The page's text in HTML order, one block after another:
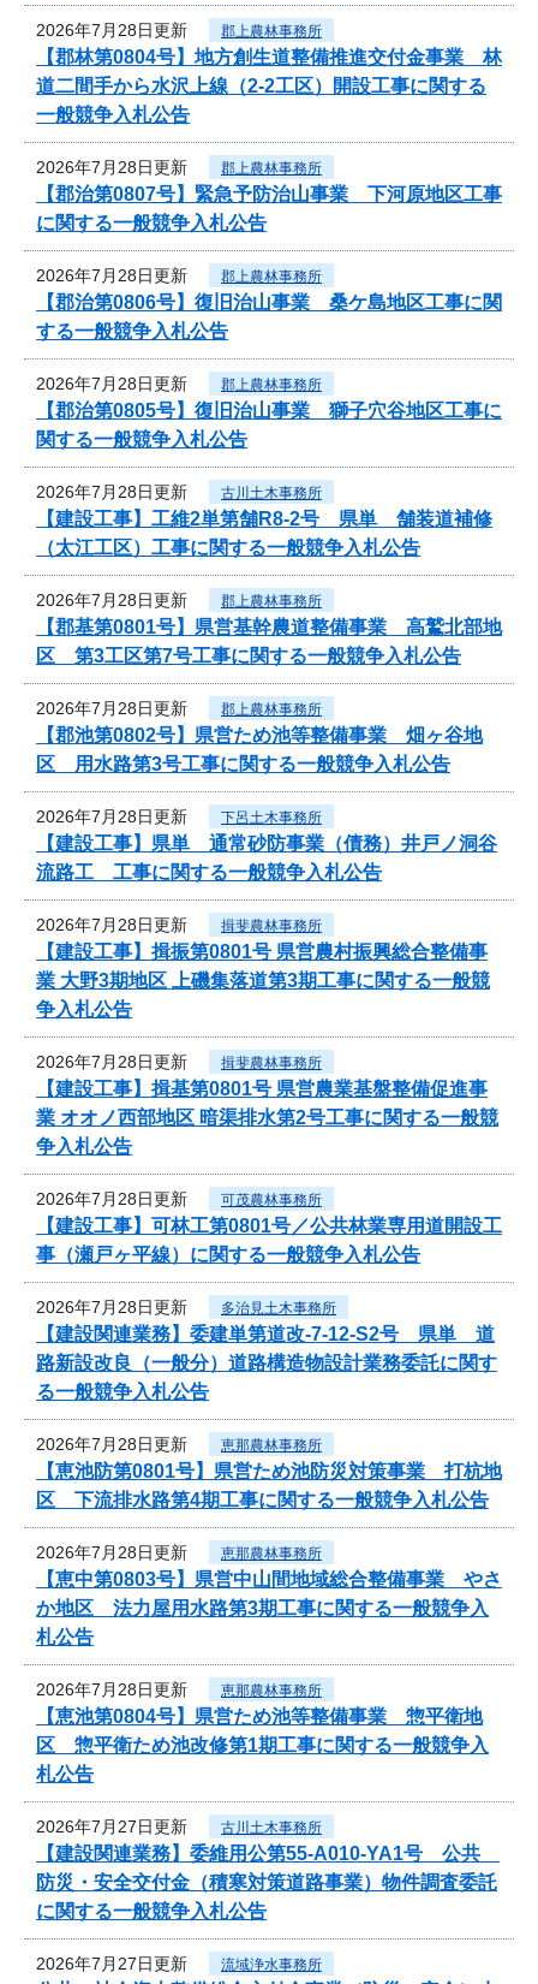
2026年7月28日更新 郡上農林事務所
【郡林第0804号】地方創生道整備推進交付金事業 林
道二間手から水沢上線（2-2工区）開設工事に関する
一般競争入札公告
2026年7月28日更新 郡上農林事務所
【郡治第0807号】緊急予防治山事業 下河原地区工事
に関する一般競争入札公告
2026年7月28日更新 郡上農林事務所
【郡治第0806号】復旧治山事業 桑ケ島地区工事に関
する一般競争入札公告
2026年7月28日更新 郡上農林事務所
【郡治第0805号】復旧治山事業 獅子穴谷地区工事に
関する一般競争入札公告
2026年7月28日更新 古川土木事務所
【建設工事】工維2単第舗R8-2号 県単 舗装道補修
（太江工区）工事に関する一般競争入札公告
2026年7月28日更新 郡上農林事務所
【郡基第0801号】県営基幹農道整備事業 高鷲北部地
区 第3工区第7号工事に関する一般競争入札公告
2026年7月28日更新 郡上農林事務所
【郡池第0802号】県営ため池等整備事業 畑ヶ谷地
区 用水路第3号工事に関する一般競争入札公告
2026年7月28日更新 下呂土木事務所
【建設工事】県単 通常砂防事業（債務）井戸ノ洞谷
流路工 工事に関する一般競争入札公告
2026年7月28日更新 揖斐農林事務所
【建設工事】揖振第0801号 県営農村振興総合整備事
業 大野3期地区 上磯集落道第3期工事に関する一般競
争入札公告
2026年7月28日更新 揖斐農林事務所
【建設工事】揖基第0801号 県営農業基盤整備促進事
業 オオノ西部地区 暗渠排水第2号工事に関する一般競
争入札公告
2026年7月28日更新 可茂農林事務所
【建設工事】可林工第0801号／公共林業専用道開設工
事（瀬戸ヶ平線）に関する一般競争入札公告
2026年7月28日更新 多治見土木事務所
【建設関連業務】委建単第道改-7-12-S2号 県単 道
路新設改良（一般分）道路構造物設計業務委託に関す
る一般競争入札公告
2026年7月28日更新 恵那農林事務所
【恵池防第0801号】県営ため池防災対策事業 打杭地
区 下流排水路第4期工事に関する一般競争入札公告
2026年7月28日更新 恵那農林事務所
【恵中第0803号】県営中山間地域総合整備事業 やさ
か地区 法力屋用水路第3期工事に関する一般競争入
札公告
2026年7月28日更新 恵那農林事務所
【恵池第0804号】県営ため池等整備事業 惣平衛地
区 惣平衛ため池改修第1期工事に関する一般競争入
札公告
2026年7月27日更新 古川土木事務所
【建設関連業務】委維用公第55-A010-YA1号 公共
防災・安全交付金（積寒対策道路事業）物件調査委託
に関する一般競争入札公告
2026年7月27日更新 流域浄水事務所